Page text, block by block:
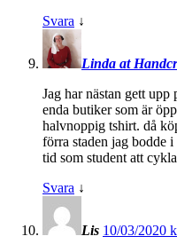
Svara ↓
Linda at
Jag har nästan gett
enda butiker som är
halvnoppig tshirt. då
förra staden jag bodde
tid som student att
Svara ↓
Lis 10/03/2020